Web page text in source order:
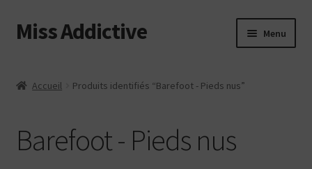
Aller
à
Aller
au
Miss Addictive Menu
Photos
Accueil Produits identifiés “Barefoot - Pieds nus”
Barefoot - Pieds nus